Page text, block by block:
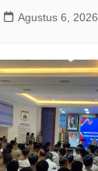
Agustus 6, 2026